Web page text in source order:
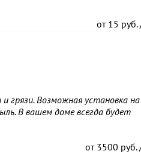
от15 руб.
грязи. Возможная установка на
В вашем доме всегда будет
от3500 руб.